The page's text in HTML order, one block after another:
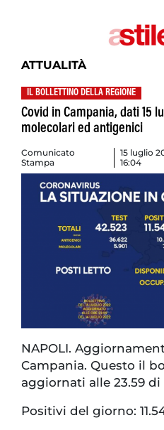
ATTUALITÀ
IL BOLLETTINO DELLA REGIONE
Covid in Campania, dati 15
molecolari ed antigenici
Comunicato
Stampa
15 luglio
16:04
NAPOLI.
Campania. Questo il
aggiornati alle 23.59 di
Positivi del giorno: